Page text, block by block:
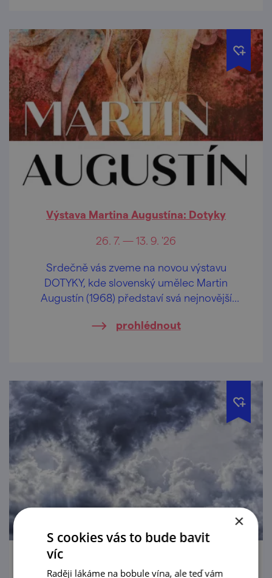
Výstava Martina Augustína: Dotyky
26. 7. — 13. 9. '26
Srdečně vás zveme na novou výstavu
DOTYKY, kde slovenský umělec Martin
Augustín (1968) představí svá nejnovější
prohlédnout
×
S cookies vás to bude bavit
víc
Raději lákáme na bobule vína, ale teď vám